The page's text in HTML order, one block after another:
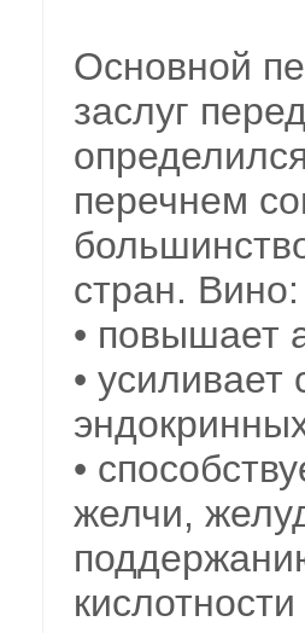
Основной
заслуг
перечнем
стран. Вино:
• повышает
• усиливает
•
желчи,